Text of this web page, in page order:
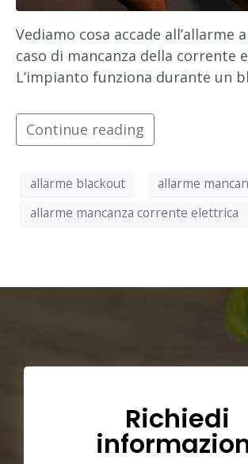
Vediamo cosa accade all’allarme
caso di mancanza della corrente
L’impianto funziona durante un
Continue reading
allarme blackout
allarme
allarme mancanza corrente elettrica
Richiedi